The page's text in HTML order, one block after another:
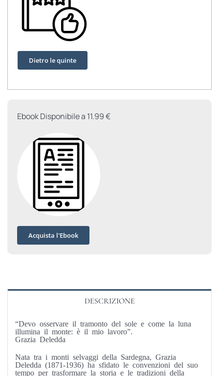
Dietro le quinte
Ebook Disponibile a 11.99 €
Acquista l'Ebook
DESCRIZIONE
“Devo osservare il tramonto del sole e come la luna
illumina il monte: è il mio lavoro”.
Grazia Deledda
Nata tra i monti selvaggi della Sardegna, Grazia
Deledda (1871-1936) ha sfidato le convenzioni del suo
tempo per trasformare la storia e le tradizioni della